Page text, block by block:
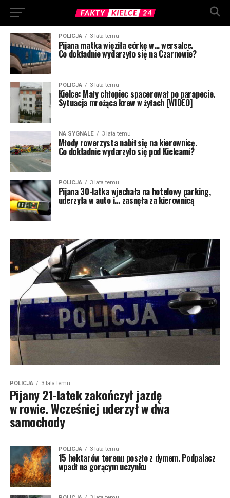
POLICJA 3 lata temu
Pijana matka więziła córkę w… wersalce.
Co dokładnie wydarzyło się na Czarnowie?
POLICJA 3 lata temu
Kielce: Mały chłopiec spacerował po parapecie.
Sytuacja mrożąca krew w żyłach [WIDEO]
NA SYGNALE 3 lata temu
Młody rowerzysta nabił się na kierownicę.
Co dokładnie wydarzyło się pod Kielcami?
POLICJA 3 lata temu
Pijana 30-latka wjechała na hotelowy parking,
uderzyła w auto i… zasnęła za kierownicą
POLICJA 3 lata temu
Pijany 21-latek zakończył jazdę
w rowie. Wcześniej uderzył w dwa
samochody
POLICJA 3 lata temu
15 hektarów terenu poszło z dymem. Podpalacz
wpadł na gorącym uczynku